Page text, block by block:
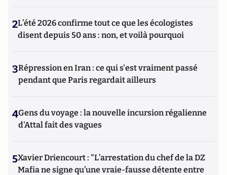
2L’été 2026 confirme tout ce que les écologistes
disent depuis 50 ans : non, et voilà pourquoi
3Répression en Iran : ce qui s'est vraiment passé
pendant que Paris regardait ailleurs
4Gens du voyage : la nouvelle incursion régalienne
d'Attal fait des vagues
5Xavier Driencourt : "L’arrestation du chef de la DZ
Mafia ne signe qu’une vraie-fausse détente entre